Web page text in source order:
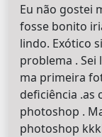
Eu não gostei
fosse bonito
lindo. Exótico
problema . Sei
ma primeira
deficiência .as
photoshop .
photoshop